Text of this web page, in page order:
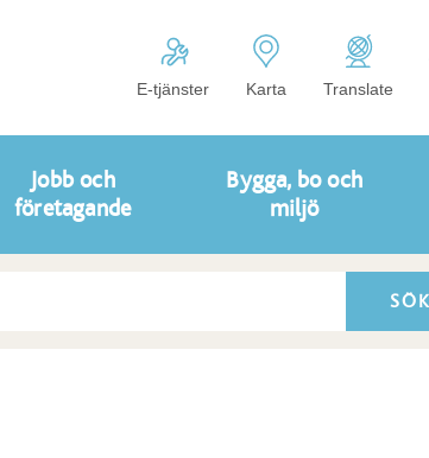
E-tjänster Karta Translate
Jobb och
företagande
Bygga, bo och
miljö